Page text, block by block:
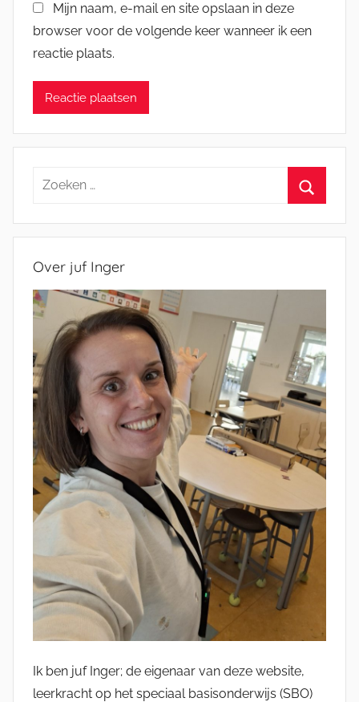
Mijn naam, e-mail en site opslaan in deze
browser voor de volgende keer wanneer ik een
reactie plaats.
Zoeken
Over juf Inger
Ik ben juf Inger; de eigenaar van deze website,
leerkracht op het speciaal basisonderwijs (SBO)